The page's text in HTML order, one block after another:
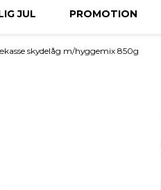
JUL PROMOTION
skydelåg m/hyggemix 850g